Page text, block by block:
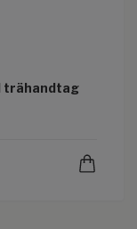
trähandtag